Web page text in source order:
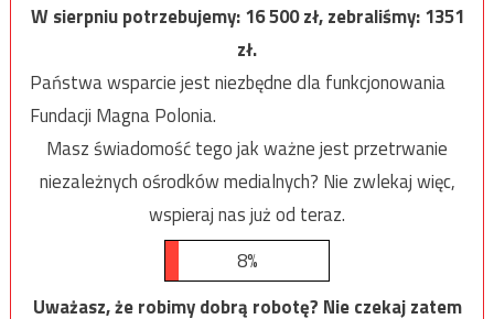
W sierpniu potrzebujemy:16 500zł, zebraliśmy:1351
zł.
Państwa wsparcie jest niezbędne dla funkcjonowania
Fundacji Magna Polonia.
Masz świadomość tego jak ważne jest przetrwanie
niezależnych ośrodków medialnych? Nie zwlekaj więc,
wspieraj nas już od teraz.
8%
Uważasz, że robimy dobrą robotę? Nie czekaj zatem